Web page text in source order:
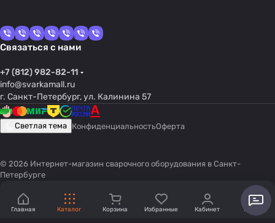
Связаться с нами
+7 (812) 982-82-11
info@svarkamall.ru
г. Санкт-Петербург, ул. Калинина 57
Светлая тема КонфиденциальностьОферта
© 2026 Интернет-магазин сварочного оборудования в Санкт-
Петербурге
Главная Каталог Корзина Избранные Кабинет Акции